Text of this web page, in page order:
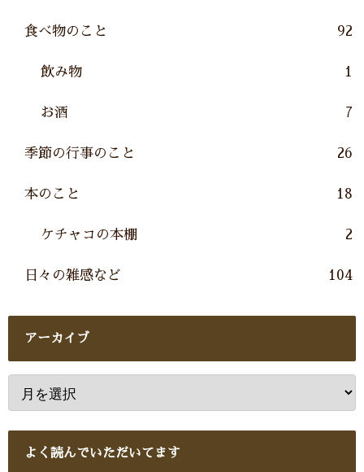
食べ物のこと 92
飲み物 1
お酒 7
季節の行事のこと 26
本のこと 18
ケチャコの本棚 2
日々の雑感など 104
アーカイブ
よく読んでいただいてます